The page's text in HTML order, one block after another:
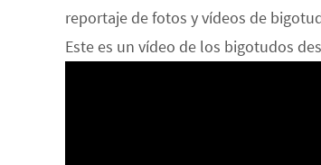
reportaje de fotos y vídeos de
Este es un vídeo de los bigotudos